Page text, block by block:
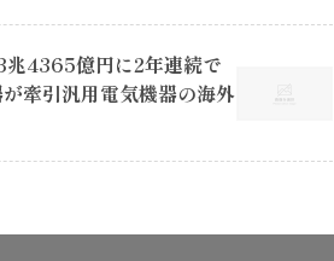
4365億円に2年連続で
牽引汎用電気機器の海外